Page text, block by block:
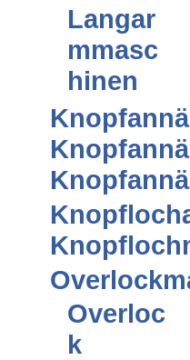
Langar
mmasc
hinen
Overloc
k